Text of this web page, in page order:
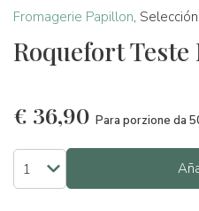
Fromagerie Papillon,
Roquefort Teste
€ 36,90 Para porzione da